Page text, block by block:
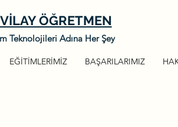
ÖĞRETMEN
Teknolojileri Adına Her Şey
EĞİTİMLERİMİZ BAŞARILARIMIZ